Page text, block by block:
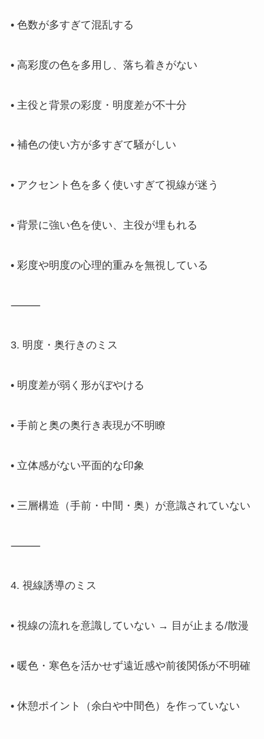
• 色数が多すぎて混乱する
• 高彩度の色を多用し、落ち着きがない
• 主役と背景の彩度・明度差が不十分
• 補色の使い方が多すぎて騒がしい
• アクセント色を多く使いすぎて視線が迷う
• 背景に強い色を使い、主役が埋もれる
• 彩度や明度の心理的重みを無視している
⸻
3. 明度・奥行きのミス
• 明度差が弱く形がぼやける
• 手前と奥の奥行き表現が不明瞭
• 立体感がない平面的な印象
• 三層構造（手前・中間・奥）が意識されていない
⸻
4. 視線誘導のミス
• 視線の流れを意識していない → 目が止まる/散漫
• 暖色・寒色を活かせず遠近感や前後関係が不明確
• 休憩ポイント（余白や中間色）を作っていない